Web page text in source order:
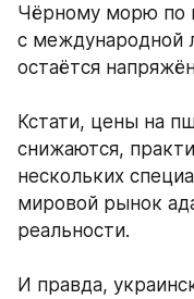
Чёрному морю по
с международной
остаётся
Кстати, цены на
снижаются,
нескольких
мировой рынок
реальности.
И правда,